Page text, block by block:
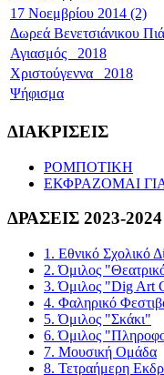
17 Νοεμβρίου 2014 (2)
Δωρεά Βενετσιάνικου
Αγιασμός _2018
Χριστούγεννα _2018
Ψήφισμα
ΔΙΑΚΡΙΣΕΙΣ
ΡΟΜΠΟΤΙΚΗ
ΕΚΦΡΑΖΟΜΑΙ
ΔΡΑΣΕΙΣ 2023-2024
1. Εθνικό Σχολικό
2. Όμιλος
3. Όμιλος "Dig Art
4. Φαληρικό
5. Όμιλος "Σκάκι"
6. Όμιλος
7. Μουσική Ομάδα
8. Τετραήμερη